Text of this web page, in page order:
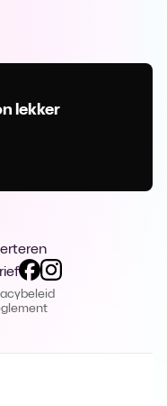
lekker